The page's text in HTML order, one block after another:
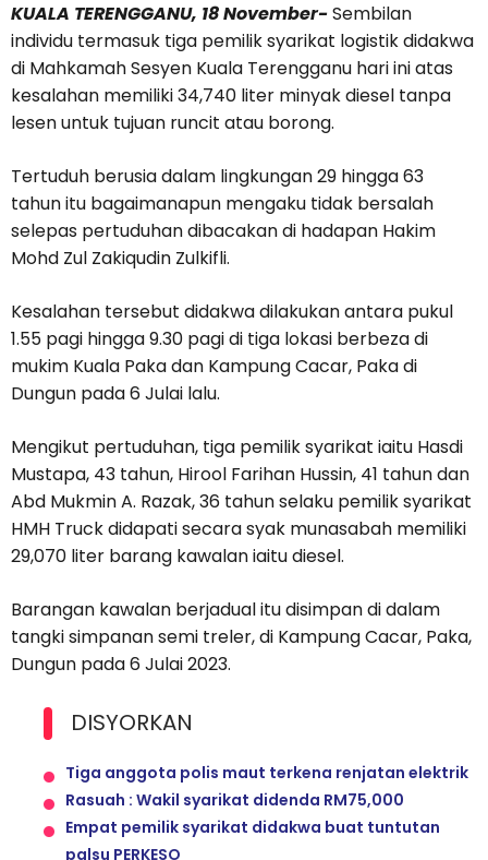
KUALA TERENGGANU, 18 November-Sembilan
individu termasuk tiga pemilik syarikat logistik didakwa
di Mahkamah Sesyen Kuala Terengganu hari ini atas
kesalahan memiliki 34,740 liter minyak diesel tanpa
lesen untuk tujuan runcit atau borong.
Tertuduh berusia dalam lingkungan 29 hingga 63
tahun itu bagaimanapun mengaku tidak bersalah
selepas pertuduhan dibacakan di hadapan Hakim
Mohd Zul Zakiqudin Zulkifli.
Kesalahan tersebut didakwa dilakukan antara pukul
1.55 pagi hingga 9.30 pagi di tiga lokasi berbeza di
mukim Kuala Paka dan Kampung Cacar, Paka di
Dungun pada 6 Julai lalu.
Mengikut pertuduhan, tiga pemilik syarikat iaitu Hasdi
Mustapa, 43 tahun, Hirool Farihan Hussin, 41 tahun dan
Abd Mukmin A. Razak, 36 tahun selaku pemilik syarikat
HMH Truck didapati secara syak munasabah memiliki
29,070 liter barang kawalan iaitu diesel.
Barangan kawalan berjadual itu disimpan di dalam
tangki simpanan semi treler, di Kampung Cacar, Paka,
Dungun pada 6 Julai 2023.
DISYORKAN
Tiga anggota polis maut terkena renjatan elektrik
Rasuah : Wakil syarikat didenda RM75,000
Empat pemilik syarikat didakwa buat tuntutan
palsu PERKESO